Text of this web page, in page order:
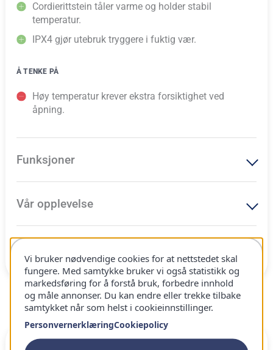
Cordierittstein tåler varme og holder stabil
temperatur.
IPX4 gjør utebruk tryggere i fuktig vær.
Å TENKE PÅ
Høy temperatur krever ekstra forsiktighet ved
åpning.
Funksjoner
Vår opplevelse
Beste budsjettvalg
Vi bruker nødvendige cookies for at nettstedet skal
fungere. Med samtykke bruker vi også statistikk og
markedsføring for å forstå bruk, forbedre innhold
og måle annonser. Du kan endre eller trekke tilbake
samtykket når som helst i cookieinnstillinger.
PersonvernerklæringCookiepolicy